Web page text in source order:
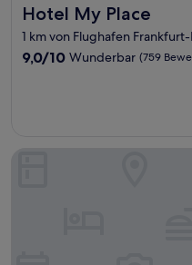
Hotel My Place
Hotel My Place
1 km von Flughafen
9.0
9,0/10 Wunderbar (759
Airport-Hotel Fortuna